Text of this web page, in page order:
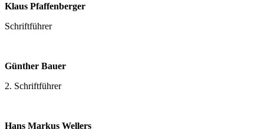
Klaus Pfaffenberger
Schriftführer
Günther Bauer
2. Schriftführer
Hans Markus Wellers